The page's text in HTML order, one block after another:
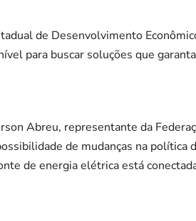
de Desenvolvimento
para buscar soluções que
Abreu, representante da
de mudanças na política
de energia elétrica está